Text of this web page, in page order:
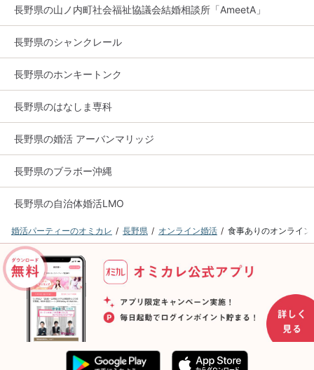
長野県の山ノ内町社会福祉協議会結婚相談所「AmeetA」
長野県のシャンクレール
長野県のホンキートンク
長野県のはなしま専科
長野県の婚活 アーバンマリッジ
長野県のブラボー沖縄
長野県の自治体婚活LMO
婚活パーティーのオミカレ 長野県 オンライン婚活 食事ありのオンライン